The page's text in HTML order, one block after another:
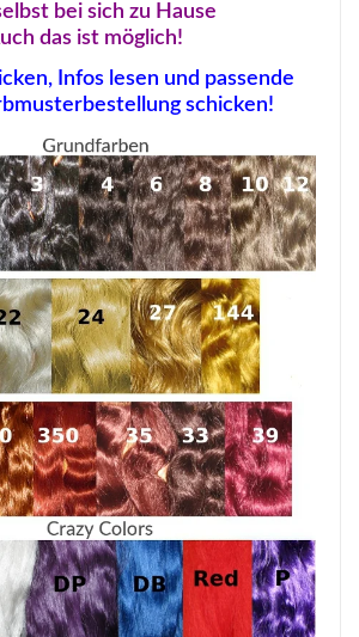
bei sich zu Hause
das ist möglich!
Infos lesen und passende
schicken!